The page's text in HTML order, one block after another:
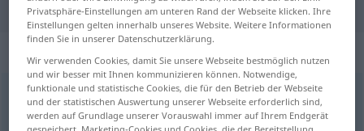
Übersetzung
„unterbleiben“
unterbleiben
Übersicht aller Übersetzungen
Privatsphäre-Einstellungen am unteren Rand der Webseite klicken. Ihre
Einstellungen gelten innerhalb unseres Website. Weitere Informationen
finden Sie in unserer Datenschutzerklärung.
Wir verwenden Cookies, damit Sie unsere Webseite bestmöglich nutzen
und wir besser mit Ihnen kommunizieren können. Notwendige,
funktionale und statistische Cookies, die für den Betrieb der Webseite
und der statistischen Auswertung unserer Webseite erforderlich sind,
werden auf Grundlage unserer Vorauswahl immer auf Ihrem Endgerät